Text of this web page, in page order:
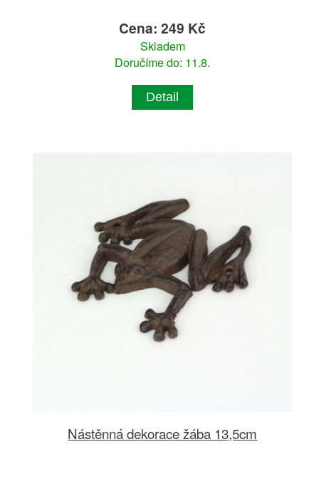
Cena: 249 Kč
Skladem
Doručíme do: 11.8.
Detail
Nástěnná dekorace žába 13,5cm